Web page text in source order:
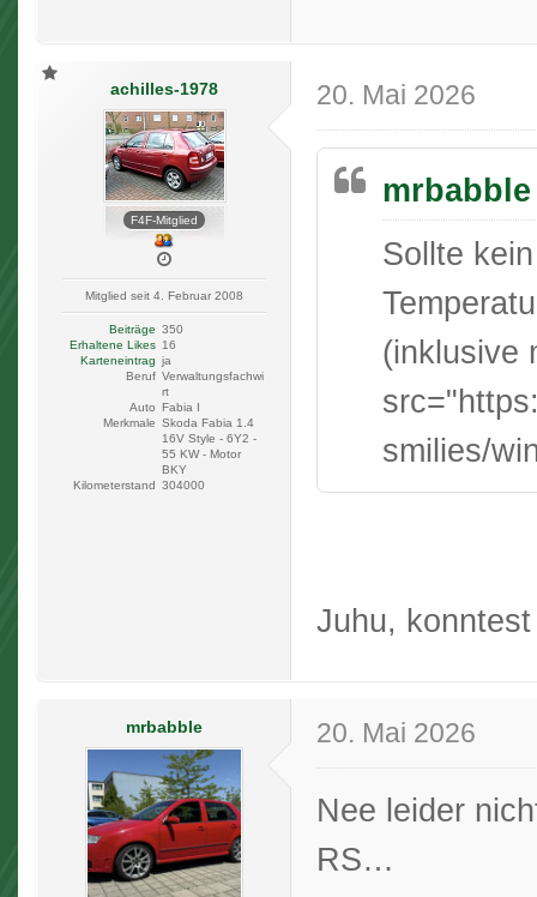
achilles-1978
F4F-Mitglied
Mitglied seit 4. Februar 2008
Beiträge 350
Erhaltene Likes 16
Karteneintrag ja
Beruf Verwaltungsfachwi
rt
Auto Fabia I
Merkmale Skoda Fabia 1.4
16V Style - 6Y2 -
55 KW - Motor
BKY
Kilometerstand 304000
20. Mai 2026
Sollte
(inklusive
smilies/
Juhu,
mrbabble 20. Mai 2026
Nee leider
RS…